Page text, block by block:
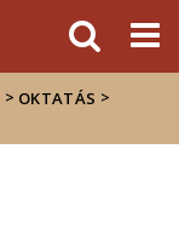
> OKTATÁS >